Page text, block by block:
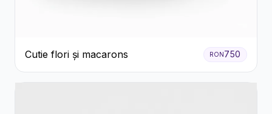
Cutie flori și macarons RON750